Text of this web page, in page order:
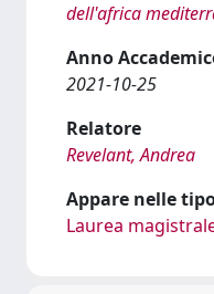
dell'africa
Anno
2021-10-25
Relatore
Revelant, Andrea
Appare nelle
Laurea